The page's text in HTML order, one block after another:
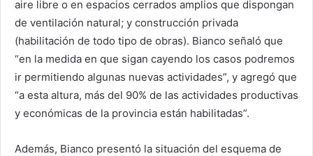
aire libre o en espacios cerrados amplios que dispongan
de ventilación natural; y construcción privada
(habilitación de todo tipo de obras). Bianco señaló que
“en la medida en que sigan cayendo los casos podremos
ir permitiendo algunas nuevas actividades”, y agregó que
“a esta altura, más del 90% de las actividades productivas
y económicas de la provincia están habilitadas”.
Además, Bianco presentó la situación del esquema de